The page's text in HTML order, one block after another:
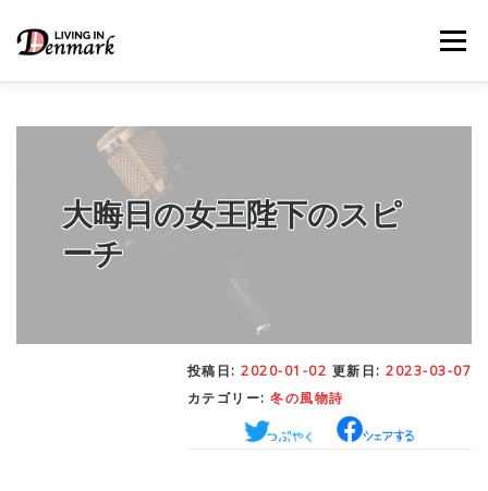
メニュー
LIFE TIPS– 生活便利帳
STUDY– 留学関連情報
WORK– デンマークの働き方
– 日本人の考察
大晦日の女王陛下のスピ
ーチ
投稿日: 2020-01-02 更新日: 2023-03-07
カテゴリー: 冬の風物詩